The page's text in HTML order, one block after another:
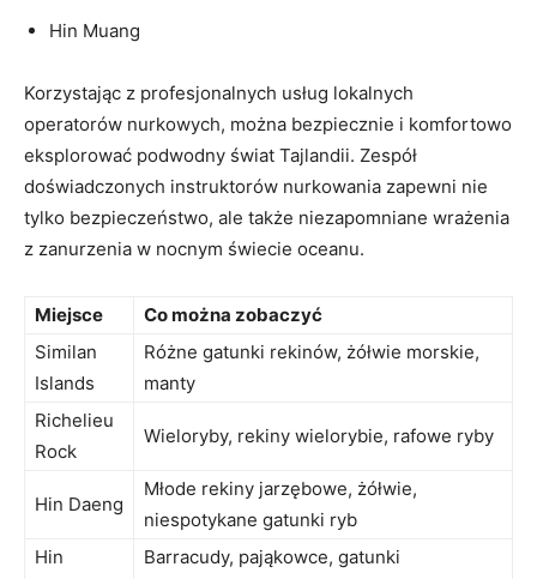
Hin Muang
Korzystając z profesjonalnych ⁣usług lokalnych
operatorów nurkowych, można⁢ bezpiecznie i komfortowo⁤
eksplorować podwodny świat Tajlandii. Zespół
doświadczonych ⁢instruktorów nurkowania zapewni nie​
tylko bezpieczeństwo, ale także niezapomniane ⁣wrażenia
z zanurzenia w nocnym‌ świecie ​oceanu.
Miejsce
Co można zobaczyć
Similan
Islands
Różne gatunki rekinów, żółwie morskie,⁤
manty
Richelieu
Rock
Wieloryby,​ rekiny wielorybie, rafowe ryby
Hin Daeng
Młode rekiny jarzębowe,​ żółwie,‌
niespotykane gatunki ryb
Hin
Barracudy, pająkowce,​ gatunki